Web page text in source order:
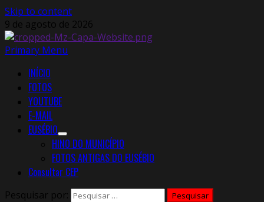
Skip to content
9 de agosto de 2026
Primary Menu
INÍCIO
FOTOS
YOUTUBE
E-MAIL
EUSÉBIO
HINO DO MUNICÍPIO
FOTOS ANTIGAS DO EUSÉBIO
Consultar CEP
Pesquisar por: